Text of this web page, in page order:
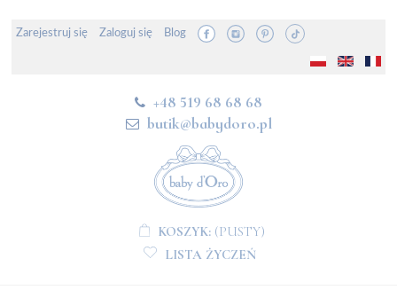
Zarejestruj się Zaloguj się Blog
+48 519 68 68 68
butik@babydoro.pl
KOSZYK: (PUSTY)
LISTA ŻYCZEŃ